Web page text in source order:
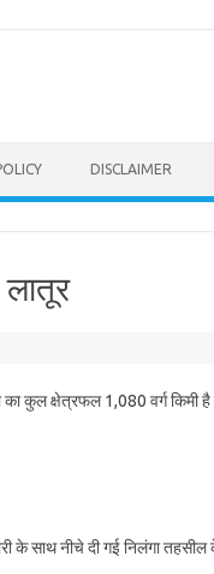
DISCLAIMER
कुल क्षेत्रफल 1,080 वर्ग किमी
साथ नीचे दी गई निलंगा तहसील